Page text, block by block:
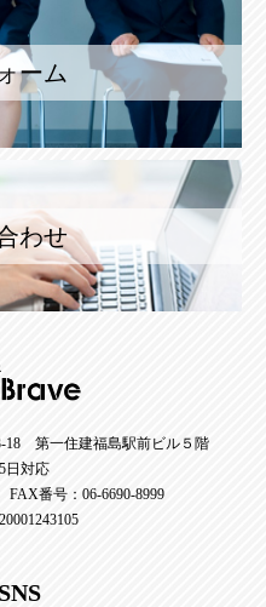
ーム
わせ
18 第一住建福島駅前ビル５階
日対応
番号：06-6690-8999